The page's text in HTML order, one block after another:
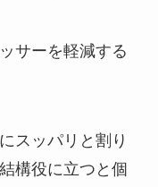
サーを軽減する
スッパリと割り
構役に立つと個